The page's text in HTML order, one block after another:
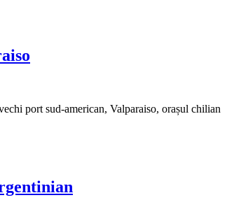
port sud-american, Valparaiso, orașul chilian